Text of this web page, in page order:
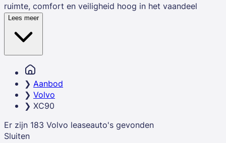
ruimte, comfort en veiligheid hoog in het vaandeel
hebben staan. Dit model combineert een strak
Scandinavisch design met geavanceerde technologie en
biedt plaats aan zeven personen, waardoor de XC90 een
uitstekende keuze is voor ondernemers die regelmatig
met collega's of gezin reizen. Met financial lease spreid
je de investering over een vaste looptijd en ben je direct
economisch eigenaar van de Volvo XC90.
Lees meer
Aanbod
Volvo
XC90
Er zijn 183 Volvo leaseauto's gevonden
Sluiten